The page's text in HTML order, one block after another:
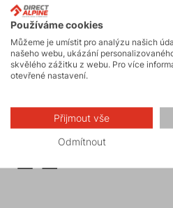
Skalní lezení a
ferraty
Volnočasové –
Používáme cookies
Můžeme je umístit pro analýzu našich
našeho webu, ukázání
skvělého zážitku z webu. Pro více
otevřené nastavení.
Přijmout vše
Odmítnout